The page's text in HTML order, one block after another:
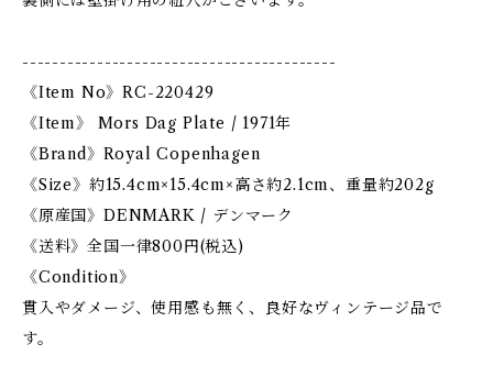
------------------------------------------
《Item No》RC-220429
《Item》 Mors Dag Plate / 1971年
《Brand》Royal Copenhagen
《Size》約15.4cm×15.4cm×高さ約2.1cm、重量約202g
《原産国》DENMARK / デンマーク
《送料》全国一律800円(税込)
《Condition》
貫入やダメージ、使用感も無く、良好なヴィンテージ品で
す。